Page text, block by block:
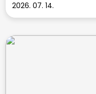
2026. 07. 14.